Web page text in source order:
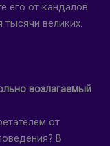
его от кандалов
тысячи великих.
возлагаемый
от
В